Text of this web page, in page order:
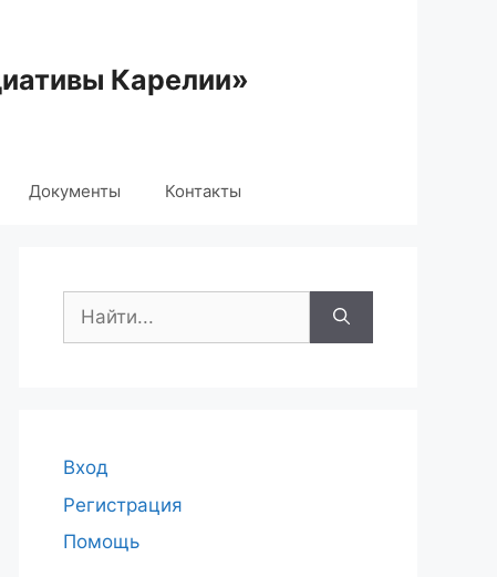
Карелии»
Документы Контакты
Поиск:
Вход
Регистрация
Помощь